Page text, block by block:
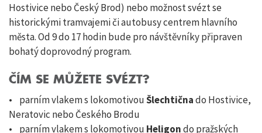
Hostivice nebo Český Brod) nebo možnost svézt se
historickými tramvajemi či autobusy centrem hlavního
města. Od 9 do 17 hodin bude pro návštěvníky připraven
bohatý doprovodný program.
ČÍM SE MŮŽETE SVÉZT?
• parním vlakem s lokomotivouŠlechtičnado Hostivice,
Neratovic nebo Českého Brodu
• parním vlakem s lokomotivou Heligondo pražských